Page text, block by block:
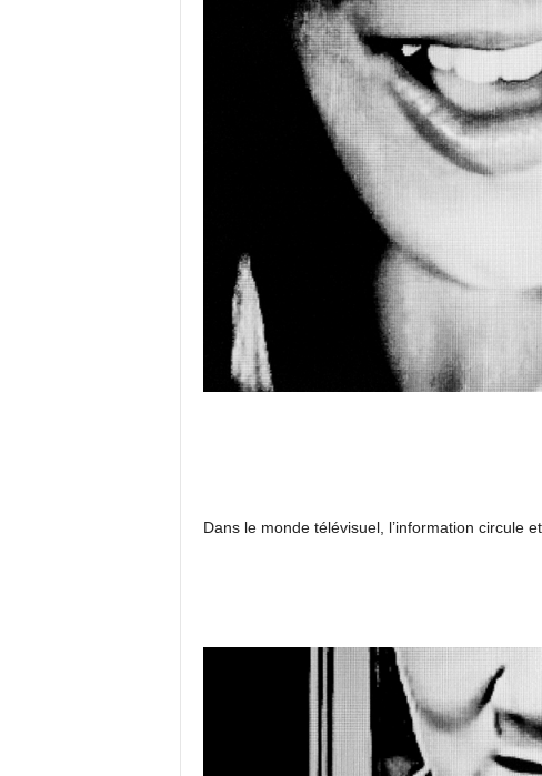
Dans le monde télévisuel, l’information circule